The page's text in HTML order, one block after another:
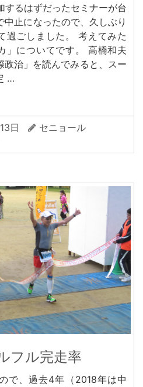
するはずだったセミナーが台
中止になったので、久しぶり
過ごしました。 考えてみた
」についてです。 高橋和夫
政治」を読んでみると、スー
…
日
セニョール
フル完走率
で、過去4年（2018年は中